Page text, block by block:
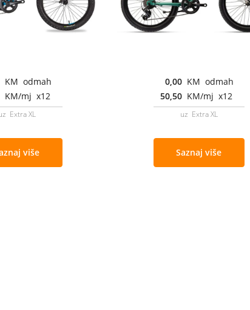
KM odmah
KM/mj x12
Extra XL
više
0,00 KM odmah
50,50 KM/mj x12
uz Extra XL
Saznaj više